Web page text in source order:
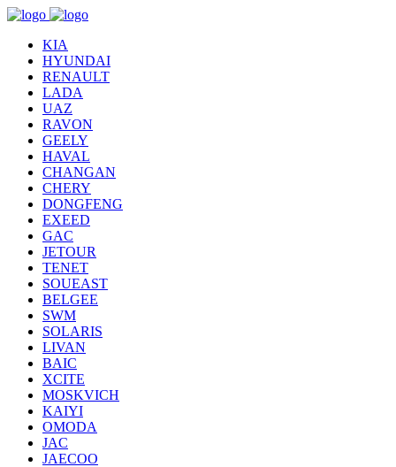
KIA
HYUNDAI
RENAULT
LADA
UAZ
RAVON
GEELY
HAVAL
CHANGAN
CHERY
DONGFENG
EXEED
GAC
JETOUR
TENET
SOUEAST
BELGEE
SWM
SOLARIS
LIVAN
BAIC
XCITE
MOSKVICH
KAIYI
OMODA
JAC
JAECOO